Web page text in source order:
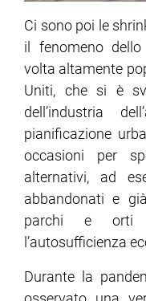
Ci sono poi le
il fenomeno
volta altamente
Uniti, che si è
dell’industria
pianificazione
occasioni per
alternativi, ad
abbandonati e
parchi e orti
l’autosufficienza
Durante la